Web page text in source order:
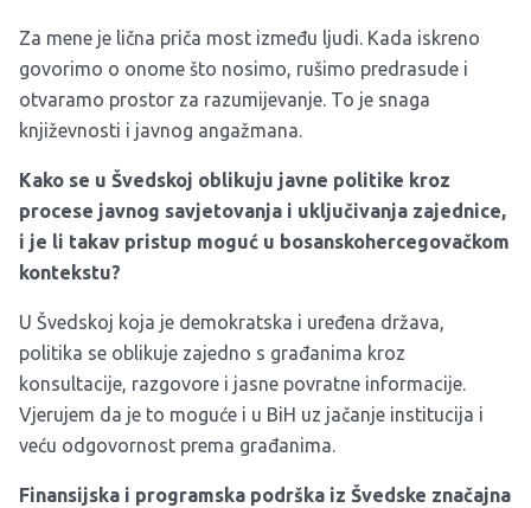
Za mene je lična priča most između ljudi. Kada iskreno
govorimo o onome što nosimo, rušimo predrasude i
otvaramo prostor za razumijevanje. To je snaga
književnosti i javnog angažmana.
Kako se u Švedskoj oblikuju javne politike kroz
procese javnog savjetovanja i uključivanja zajednice,
i je li takav pristup moguć u bosanskohercegovačkom
kontekstu?
U Švedskoj koja je demokratska i uređena država,
politika se oblikuje zajedno s građanima kroz
konsultacije, razgovore i jasne povratne informacije.
Vjerujem da je to moguće i u BiH uz jačanje institucija i
veću odgovornost prema građanima.
Finansijska i programska podrška iz Švedske značajna